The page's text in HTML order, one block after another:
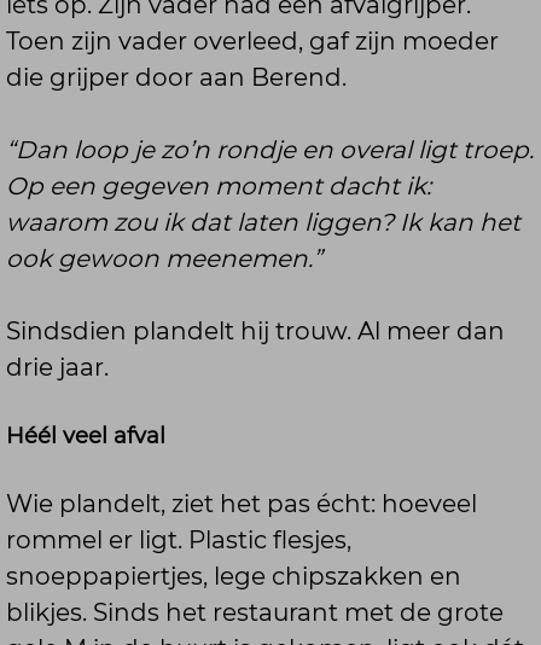
Toen zijn vader overleed, gaf zijn moeder
die grijper door aan Berend.
“Dan loop je zo’n rondje en overal ligt troep.
Op een gegeven moment dacht ik:
waarom zou ik dat laten liggen? Ik kan het
ook gewoon meenemen.”
Sindsdien plandelt hij trouw. Al meer dan
drie jaar.
Héél veel afval
Wie plandelt, ziet het pas écht: hoeveel
rommel er ligt. Plastic flesjes,
snoeppapiertjes, lege chipszakken en
blikjes. Sinds het restaurant met de grote